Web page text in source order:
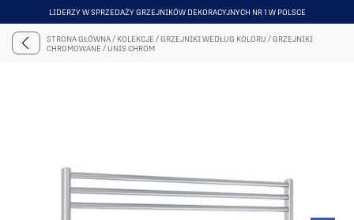
NAJWIĘKSZY SHOWROOM Z GRZEJNIKAMI DEKORACYJNYMI
ITEM
STRONA GŁÓWNA/ KOLEKCJE /GRZEJNIKI WEDŁUG KOLORU /GRZEJNIKI
CHROMOWANE / UNIS CHROM